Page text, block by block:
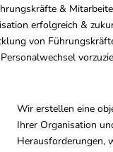
&
erfolgreich &
von
Wir erstellen eine
Ihrer Organisation
Herausforderungen,